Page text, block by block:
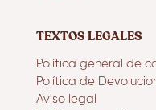
TEXTOS LEGALES
Política general de
Política de
Aviso legal